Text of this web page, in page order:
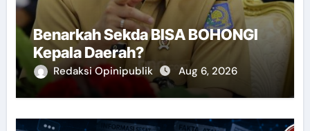
Benarkah Sekda BISA BOHONGI
Kepala Daerah?
Redaksi Opinipublik Aug 6, 2026